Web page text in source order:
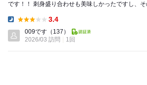
です！！ 刺身盛り合わせも美味しかったですし、その他1品も美味しかっ
3.4
009です （137）
2026/03 訪問
1回